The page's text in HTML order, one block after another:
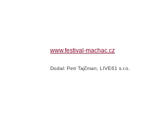
www.festival-machac.cz
Dodal: Petr Tajčman, LIVE61 s.r.o.